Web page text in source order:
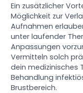
Ein zusätzlicher
Möglichkeit zur
Aufnahmen
unter laufender
Anpassungen
Vermitteln solch
dein medizinisches
Behandlung
Brustbereich.